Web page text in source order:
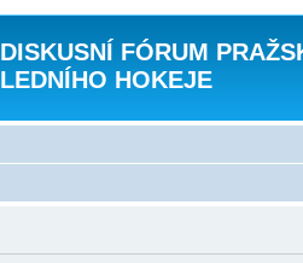
DISKUSNÍ FÓRUM
LEDNÍHO HOKEJE